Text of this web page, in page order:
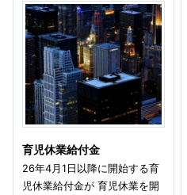
育児休業給付金
26年4月1日以降に開始する育
児休業給付金が 育児休業を開